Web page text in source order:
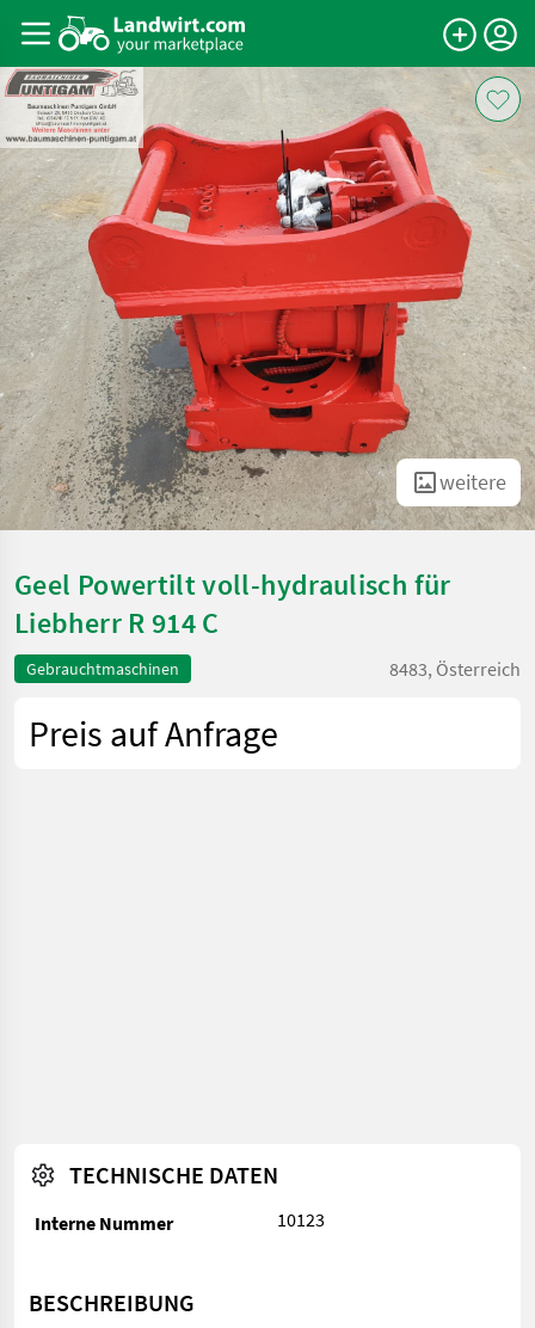
weitere
Geel Powertilt voll-hydraulisch für
Liebherr R 914 C
Gebrauchtmaschinen 8483, Österreich
Preis auf Anfrage
TECHNISCHE DATEN
Interne Nummer 10123
BESCHREIBUNG